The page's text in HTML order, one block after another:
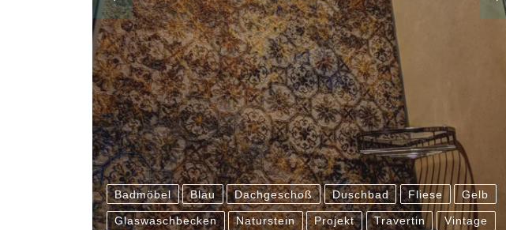
Badmöbel Blau Dachgeschoß Duschbad Fliese Gelb
Glaswaschbecken Naturstein Projekt Travertin Vintage